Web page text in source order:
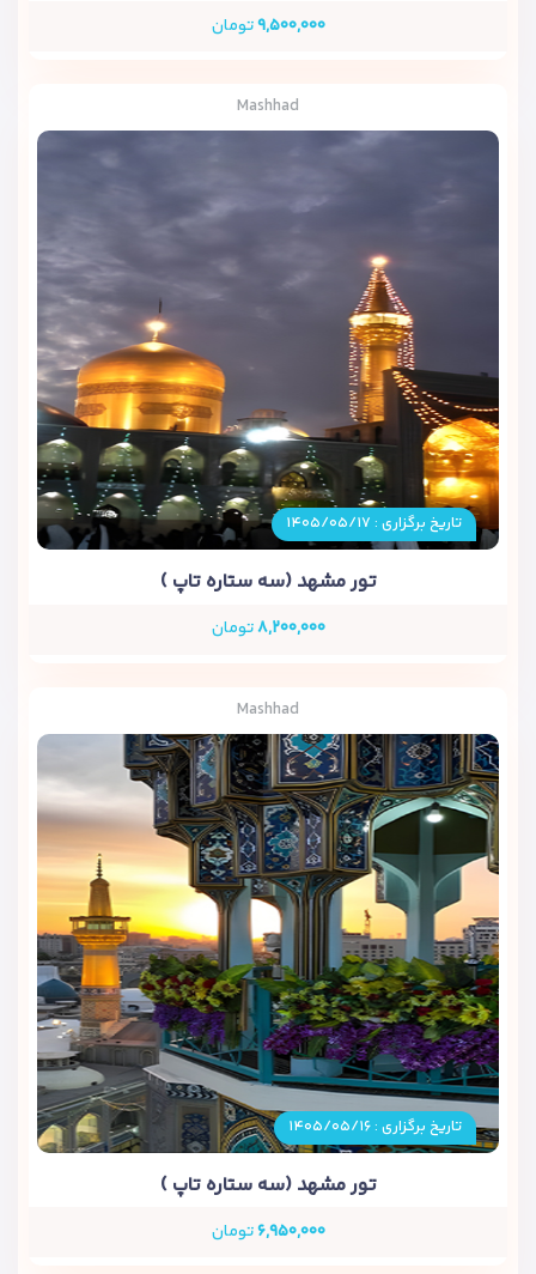
۹,۵۰۰,۰۰۰تومان
Mashhad
تاریخ برگزاری : ۱۴۰۵/۰۵/۱۷
تور مشهد (سه ستاره تاپ )
۸,۲۰۰,۰۰۰تومان
Mashhad
تاریخ برگزاری : ۱۴۰۵/۰۵/۱۶
تور مشهد (سه ستاره تاپ )
۶,۹۵۰,۰۰۰تومان